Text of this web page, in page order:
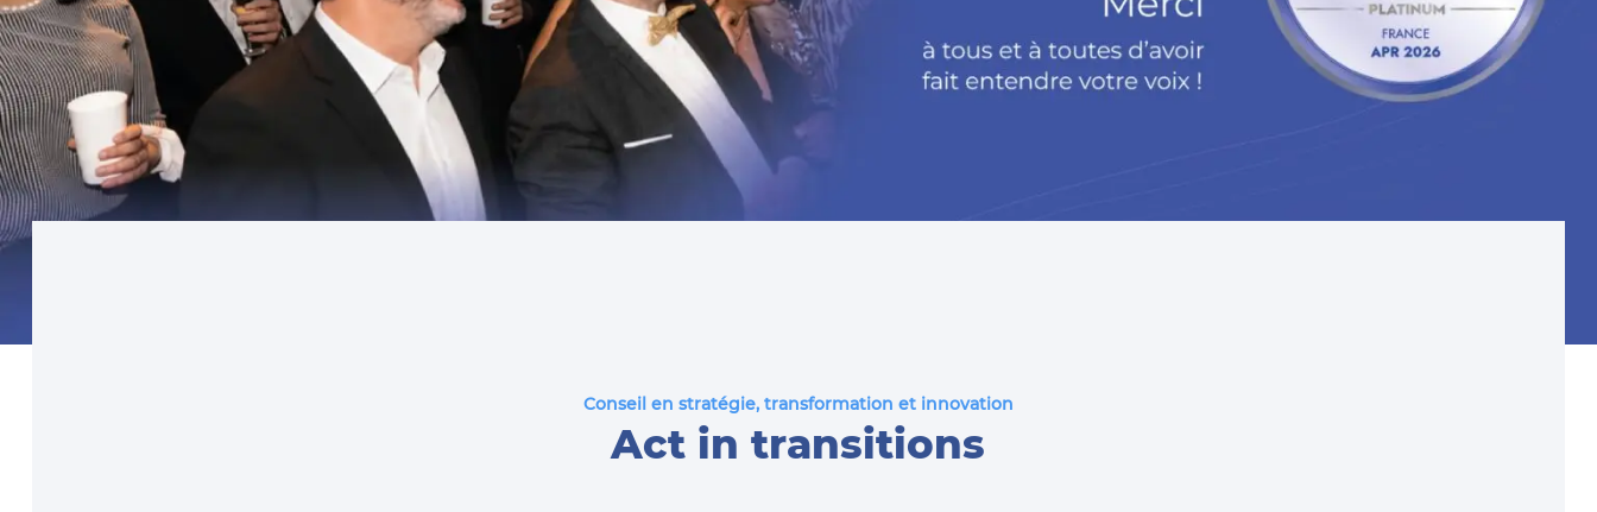
Conseil en stratégie, transformation et innovation
Act in transitions